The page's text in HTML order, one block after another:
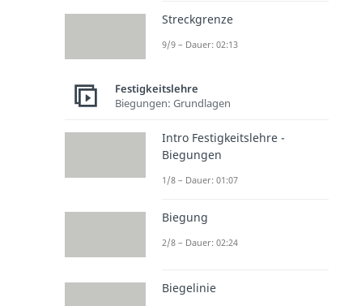
Streckgrenze
9/9 – Dauer: 02:13
Festigkeitslehre
Biegungen: Grundlagen
Intro Festigkeitslehre -
Biegungen
1/8 – Dauer: 01:07
Biegung
2/8 – Dauer: 02:24
Biegelinie